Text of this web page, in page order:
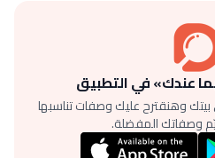
عندك» في التطبيق
وهنقترح عليك وصفات تناسبها
وصفاتك المفضلة.